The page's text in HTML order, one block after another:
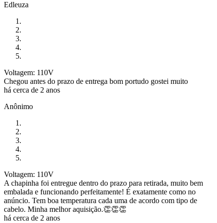
Edleuza
Voltagem: 110V
Chegou antes do prazo de entrega bom portudo gostei muito
há cerca de 2 anos
Anônimo
Voltagem: 110V
A chapinha foi entregue dentro do prazo para retirada, muito bem
embalada e funcionando perfeitamente! É exatamente como no
anúncio. Tem boa temperatura cada uma de acordo com tipo de
cabelo. Minha melhor aquisição.👏👏👏
há cerca de 2 anos